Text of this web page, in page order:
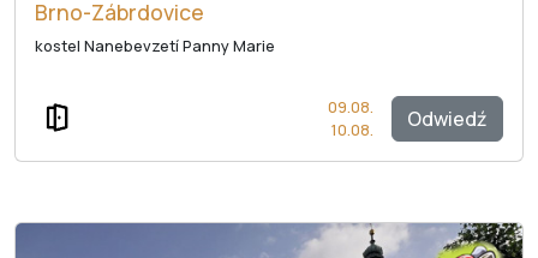
Brno-Zábrdovice
kostel Nanebevzetí Panny Marie
Odwiedź
09.08.
10.08.